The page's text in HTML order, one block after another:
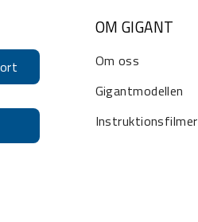
OM GIGANT
Om oss
Gigantmodellen
Instruktionsfilmer